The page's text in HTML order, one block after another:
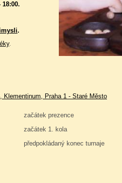
.
.
Praha 1 - Staré Město
začátek prezence
začátek 1. kola
předpokládaný konec turnaje